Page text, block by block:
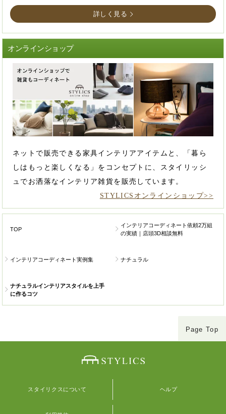
詳しく見る
オンラインショップ
ネットで販売できる家具インテリアアイテムと、「暮ら
しはもっと楽しくなる」をコンセプトに、スタイリッシ
ュでお洒落なインテリア雑貨を販売しています。
STYLICSオンラインショップ>>
TOP
インテリアコーディネート依頼2万組
の実績｜店頭3D相談無料
インテリアコーディネート実例集 ナチュラル
ナチュラルインテリアスタイルを上手
に作るコツ
Page Top
スタイリクスについて ヘルプ